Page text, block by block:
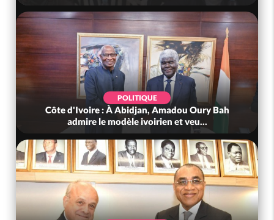
POLITIQUE
Côte d'Ivoire : À Abidjan, Amadou Oury Bah
admire le modèle ivoirien et veu...